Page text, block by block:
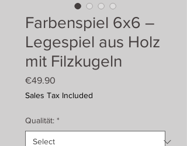
Farbenspiel 6x6 –
Legespiel aus Holz
mit Filzkugeln
€49.90
Sales Tax Included
Qualität: *